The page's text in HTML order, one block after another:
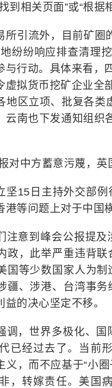
到相关页面”或“根据
所引流外，目前矿圈
纷纷响应排查清理
与行动。具体来看，
虚拟货币挖矿企业全
区立项、批复各类
云南也下发通知组
对中方蓄意污蔑，
坚15日主持外交部
港等问题上对于中国
注意到峰会公报提
政，此举严重违背
国等少数国家人为
疆、涉港、台湾事
的决心坚定不移。
调，世界多极化、
已经过去了。当前
，而不应基于“小
，转嫁责任。美国